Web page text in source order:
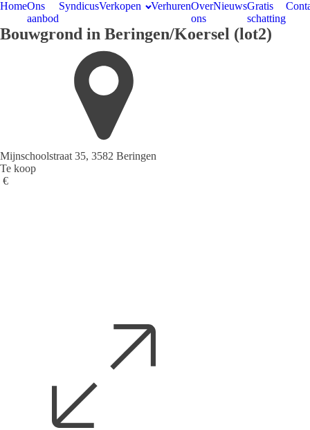
HomeOns
aanbod
SyndicusVerkopen VerhurenOver
ons
NieuwsGratis
schatting
Bouwgrond in Beringen/Koersel (lot2)
Mijnschoolstraat 35, 3582 Beringen
Te koop
€